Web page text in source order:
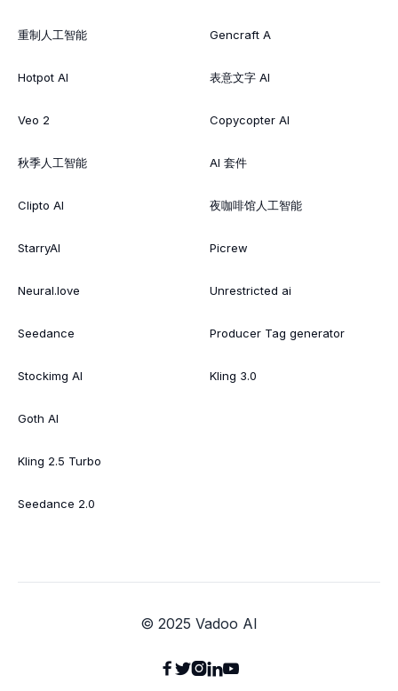
重制人工智能
Hotpot AI
Veo 2
秋季人工智能
Clipto AI
StarryAI
Neural.love
Seedance
Stockimg AI
Goth AI
Kling 2.5 Turbo
Seedance 2.0
Gencraft A
表意文字 AI
Copycopter AI
AI 套件
夜咖啡馆人工智能
Picrew
Unrestricted ai
Producer Tag generator
Kling 3.0
© 2025 Vadoo AI
 